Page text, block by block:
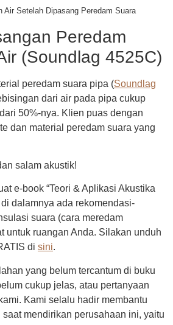
Air Setelah Dipasang Peredam Suara
Peredam
(Soundlag 4525C)
peredam suara pipa (Soundlag
dari air pada pipa cukup
50%-nya. Klien puas dengan
dan material peredam suara yang
salam akustik!
e-book “Teori & Aplikasi Akustika
dalamnya ada rekomendasi-
suara (cara meredam
untuk ruangan Anda. Silakan unduh
di sini.
yang belum tercantum di buku
cukup jelas, atau pertanyaan
Kami selalu hadir membantu
mendirikan perusahaan ini, yaitu